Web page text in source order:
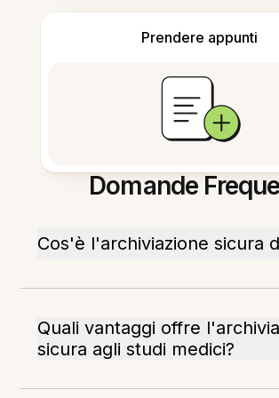
Prendere appunti
Domande
Cos'è l'archiviazione sicura
Quali vantaggi offre
sicura agli studi medici?